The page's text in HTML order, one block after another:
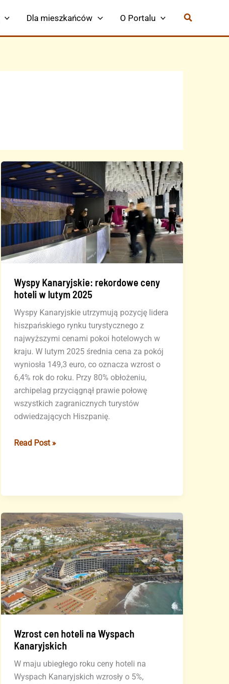
Dla mieszkańców O Portalu
Wyspy Kanaryjskie: rekordowe ceny
hoteli w lutym 2025
Wyspy Kanaryjskie utrzymują pozycję lidera
hiszpańskiego rynku turystycznego z
najwyższymi cenami pokoi hotelowych w
kraju. W lutym 2025 średnia cena za pokój
wyniosła 149,3 euro, co oznacza wzrost o
6,4% rok do roku. Przy 80% obłożeniu,
archipelag przyciągnął prawie połowę
wszystkich zagranicznych turystów
odwiedzających Hiszpanię.
Wyspy
hoteli
lutym
2025
Read Post »
Wzrost cen hoteli na Wyspach
Kanaryjskich
W maju ubiegłego roku ceny hoteli na
Wyspach Kanaryjskich wzrosły o 5%,